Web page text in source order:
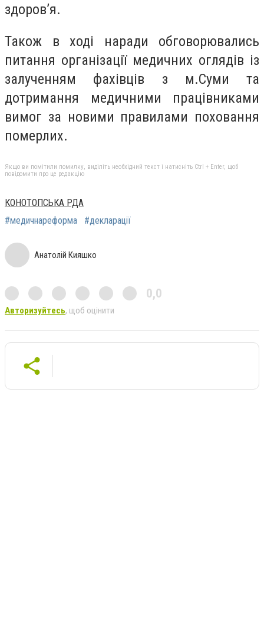
здоров’я.
Також в ході наради обговорювались
питання організації медичних оглядів із
залученням фахівців з м.Суми та
дотримання медичними працівниками
вимог за новими правилами поховання
померлих.
Якщо ви помітили помилку, виділіть необхідний текст і натисніть Ctrl + Enter, щоб
повідомити про це редакцію
КОНОТОПСЬКА РДА
#медичнареформа
#декларації
Анатолій Кияшко
0,0
Авторизуйтесь, щоб оцінити